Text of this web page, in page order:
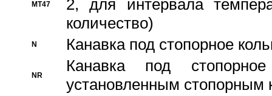
MT47
2, для интервала
количество)
N Канавка под стопорное
NR
Канавка под
установленным стопорным